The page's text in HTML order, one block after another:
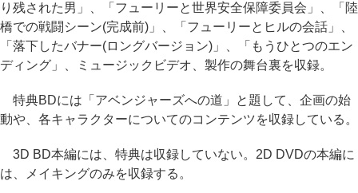
り残された男」、「フューリーと世界安全保障委員会」、「陸
橋での戦闘シーン(完成前)」、「フューリーとヒルの会話」、
「落下したバナー(ロングバージョン)」、「もうひとつのエン
ディング」、ミュージックビデオ、製作の舞台裏を収録。
特典BDには「アベンジャーズへの道」と題して、企画の始
動や、各キャラクターについてのコンテンツを収録している。
3D BD本編には、特典は収録していない。2D DVDの本編に
は、メイキングのみを収録する。